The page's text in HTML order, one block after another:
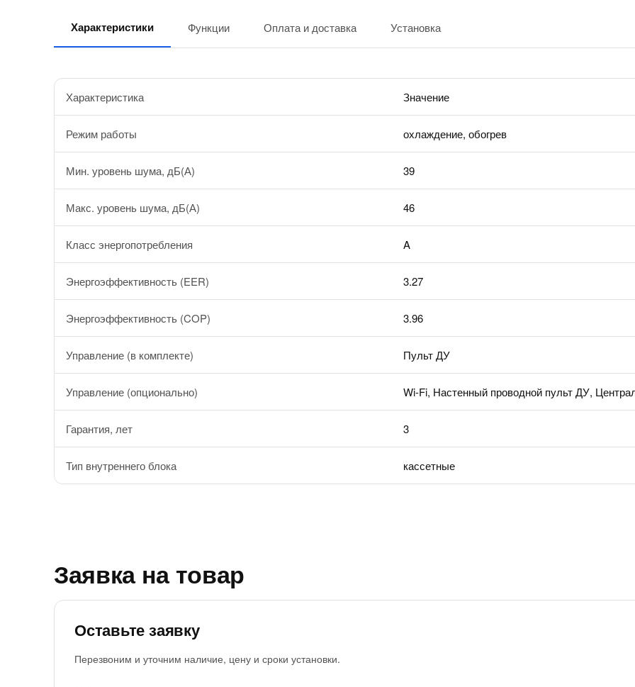
Характеристики Функции Оплата и доставка Установка
Характеристика Значение
Режим работы охлаждение, обогрев
Мин. уровень шума, дБ(А) 39
Макс. уровень шума, дБ(А) 46
Класс энергопотребления A
Энергоэффективность (EER) 3.27
Энергоэффективность (COP) 3.96
Управление (в комплекте) Пульт ДУ
Управление (опционально) Wi-Fi, Настенный проводной пульт ДУ,
Гарантия, лет 3
Тип внутреннего блока кассетные
Заявка на товар
Оставьте заявку
Перезвоним и уточним наличие, цену и сроки установки.